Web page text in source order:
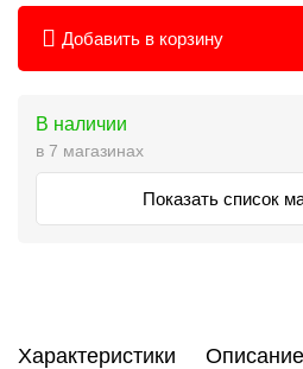
Добавить в корзину
В наличии
в 7 магазинах
Показать список
Характеристики